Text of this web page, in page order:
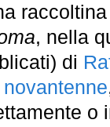
, nella
di
novantenne
o